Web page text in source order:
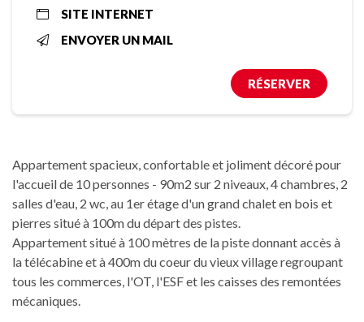
SITE INTERNET
ENVOYER UN MAIL
RÉSERVER
Appartement spacieux, confortable et joliment décoré pour
l'accueil de 10 personnes - 90m2 sur 2 niveaux, 4 chambres, 2
salles d'eau, 2 wc, au 1er étage d'un grand chalet en bois et
pierres situé à 100m du départ des pistes.
Appartement situé à 100 mètres de la piste donnant accès à
la télécabine et à 400m du coeur du vieux village regroupant
tous les commerces, l'OT, l'ESF et les caisses des remontées
mécaniques.